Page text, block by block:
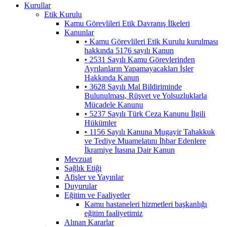
Kurullar
Etik Kurulu
Kamu Görevlileri Etik Davranış İlkeleri
Kanunlar
• Kamu Görevlileri Etik Kurulu kurulması
hakkında 5176 sayılı Kanun
• 2531 Sayılı Kamu Görevlerinden
Ayrılanların Yapamayacakları İşler
Hakkında Kanun
• 3628 Sayılı Mal Bildiriminde
Bulunulması, Rüşvet ve Yolsuzluklarla
Mücadele Kanunu
• 5237 Sayılı Türk Ceza Kanunu İlgili
Hükümler
• 1156 Sayılı Kanuna Mugayir Tahakkuk
ve Tediye Muamelatını İhbar Edenlere
İkramiye İtasına Dair Kanun
Mevzuat
Sağlık Etiği
Afişler ve Yayınlar
Duyurular
Eğitim ve Faaliyetler
Kamu hastaneleri hizmetleri başkanlığı
eğitim faaliyetimiz
Alınan Kararlar